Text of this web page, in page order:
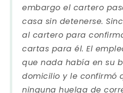
embargo el cartero
casa sin detenerse.
al cartero para
cartas para él. El
que nada había en su
domicilio y le confirmó
ninguna huelga de